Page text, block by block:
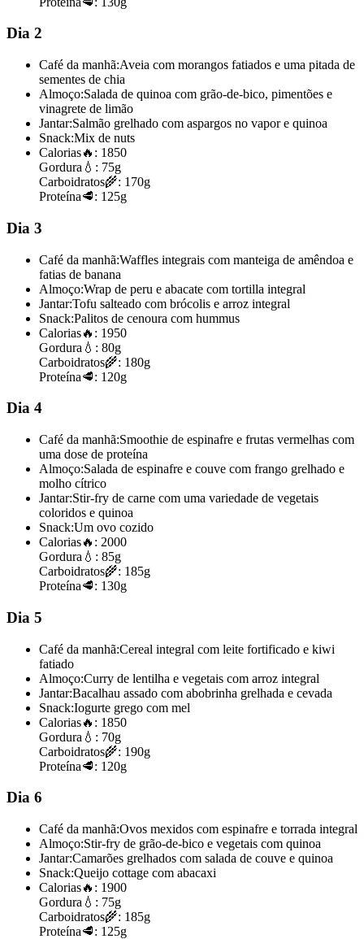
Dia 2
Café da manhã:Aveia com morangos fatiados e uma pitada de
sementes de chia
Almoço:Salada de quinoa com grão-de-bico, pimentões e
vinagrete de limão
Jantar:Salmão grelhado com aspargos no vapor e quinoa
Snack:Mix de nuts
Calorias🔥: 1850
Gordura 💧: 75g
Carboidratos🌾: 170g
Proteína🥩: 125g
Dia 3
Café da manhã:Waffles integrais com manteiga de amêndoa e
fatias de banana
Almoço:Wrap de peru e abacate com tortilla integral
Jantar:Tofu salteado com brócolis e arroz integral
Snack:Palitos de cenoura com hummus
Calorias🔥: 1950
Gordura 💧: 80g
Carboidratos🌾: 180g
Proteína🥩: 120g
Dia 4
Café da manhã:Smoothie de espinafre e frutas vermelhas com
uma dose de proteína
Almoço:Salada de espinafre e couve com frango grelhado e
molho cítrico
Jantar:Stir-fry de carne com uma variedade de vegetais
coloridos e quinoa
Snack:Um ovo cozido
Calorias🔥: 2000
Gordura 💧: 85g
Carboidratos🌾: 185g
Proteína🥩: 130g
Dia 5
Café da manhã:Cereal integral com leite fortificado e kiwi
fatiado
Almoço:Curry de lentilha e vegetais com arroz integral
Jantar:Bacalhau assado com abobrinha grelhada e cevada
Snack:Iogurte grego com mel
Calorias🔥: 1850
Gordura 💧: 70g
Carboidratos🌾: 190g
Proteína🥩: 120g
Dia 6
Café da manhã:Ovos mexidos com espinafre e torrada integral
Almoço:Stir-fry de grão-de-bico e vegetais com quinoa
Jantar:Camarões grelhados com salada de couve e quinoa
Snack:Queijo cottage com abacaxi
Calorias🔥: 1900
Gordura 💧: 75g
Carboidratos🌾: 185g
Proteína🥩: 125g